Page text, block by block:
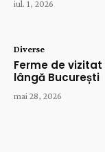
iul. 1, 2026
Diverse
Ferme de
lângă București
mai 28, 2026